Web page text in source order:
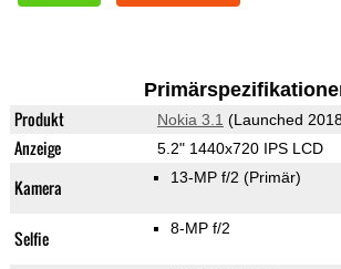
Produkt Nokia 3.1 (Launched
Anzeige 5.2" 1440x720 IPS LCD
Kamera 13-MP f/2 (Primär)
Selfie 8-MP f/2